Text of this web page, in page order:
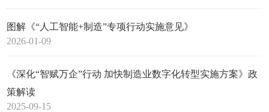
图解《“人工智能+制造”专项行动实施意见》
2026-01-09
《深化“智赋万企”行动 加快制造业数字化转型实施方案》政
策解读
2025-09-15